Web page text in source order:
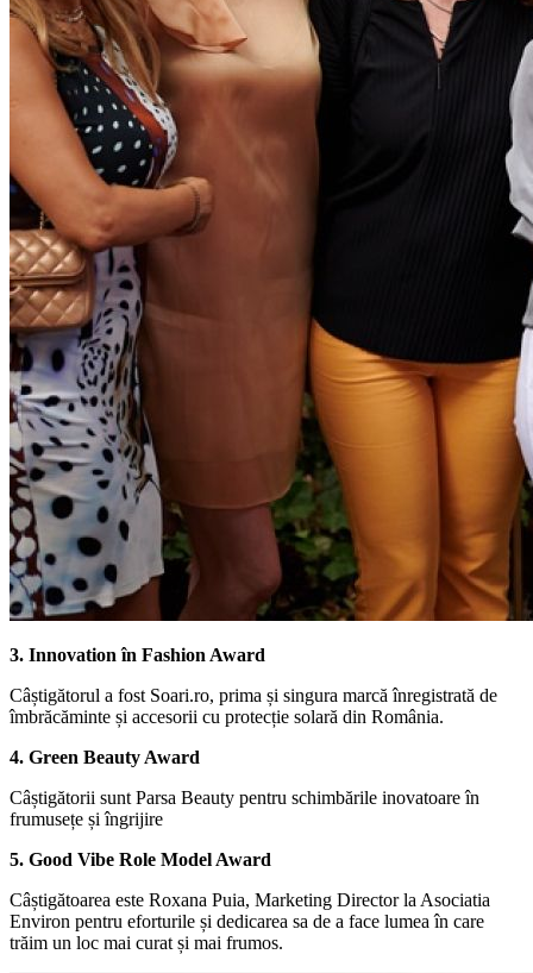
3. Innovation în Fashion Award
Câștigătorul a fost Soari.ro, prima și singura marcă înregistrată de
îmbrăcăminte și accesorii cu protecție solară din România.
4. Green Beauty Award
Câștigătorii sunt Parsa Beauty pentru schimbările inovatoare în
frumusețe și îngrijire
5. Good Vibe Role Model Award
Câștigătoarea este Roxana Puia, Marketing Director la Asociatia
Environ pentru eforturile și dedicarea sa de a face lumea în care
trăim un loc mai curat și mai frumos.